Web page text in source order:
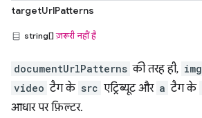
targetUrlPatterns
string[]ज़रूरी नहीं है
documentUrlPatterns की तरह ही, img
video टैग के src एट्रिब्यूट और a टैग के
आधार पर फ़िल्टर.